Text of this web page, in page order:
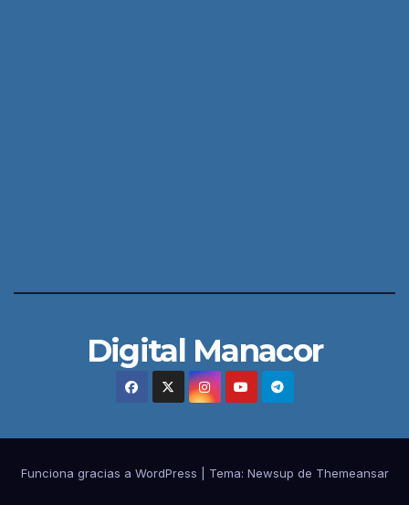
Digital Manacor
Funciona gracias a WordPress Tema: Newsup de Themeansar